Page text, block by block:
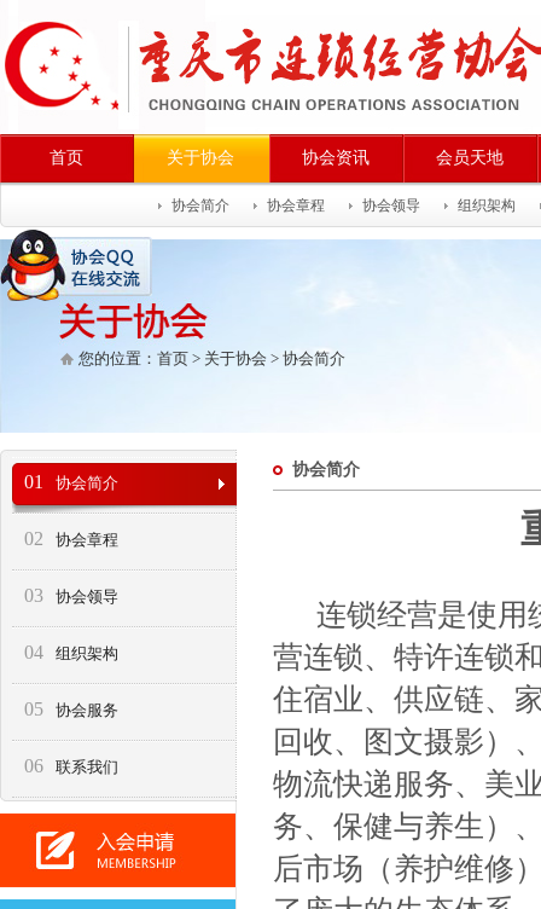
首页 关于协会
协会简介 协会章程 协会领导 组织架构
协会资讯 会员天地
您的位置： 首页 > 关于协会 > 协会简介
01 协会简介
02 协会章程
03 协会领导
04 组织架构
05 协会服务
06 联系我们
协会简介
连锁经营是使用
营连锁、特许连锁
住宿业、供应链、
回收、图文摄影）
物流快递服务、美
务、保健与养生）
后市场（养护维修